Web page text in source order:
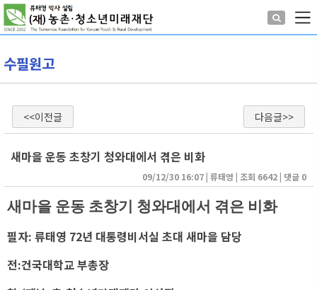
수필원고
<<이전글 다음글>>
새마을 운동 초창기 청와대에서 겪은 비화
09/12/30 16:07 | 류태영 | 조회 6642 | 댓글 0
새마을 운동 초창기 청와대에서 겪은 비화
필자: 류태영 72년 대통령비서실 초대 새마을 담당
전:건국대학교 부총장